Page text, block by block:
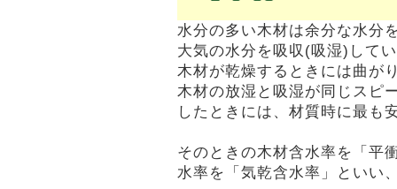
水分の多い木材は余分な水分
大気の水分を吸収(吸湿)して
木材が乾燥するときには曲が
木材の放湿と吸湿が同じスピ
したときには、材質時に最も
そのときの木材含水率を「平
水率を「気乾含水率」といい